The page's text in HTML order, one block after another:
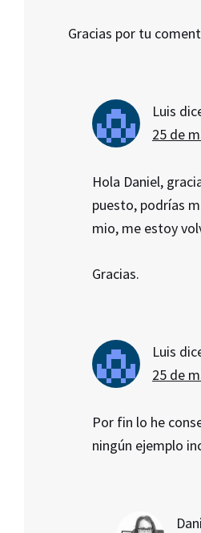
Gracias por tu
Luis
25 de
Hola Daniel,
puesto, podrías
mio, me estoy
Gracias.
Luis
25 de
Por fin lo he
ningún ejemplo